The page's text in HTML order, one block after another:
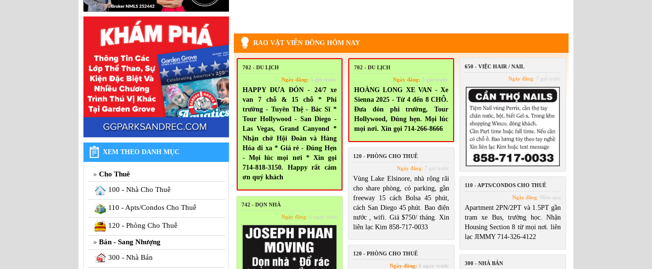
XEM THEO DANH MỤC
Cho Thuê
100 - Nhà Cho Thuê
110 - Apts/Condos Cho Thuê
120 - Phòng Cho Thuê
Bán - Sang Nhượng
300 - Nhà Bán
RAO VẶT VIỄN ĐÔNG HÔM NAY
702 - DU LỊCH
Ngày đăng: 5 giờ trước
HAPPY ĐƯA ĐÓN - 24/7 xe
van 7 chỗ & 15 chỗ * Phi
trường - Tuyên Thệ - Bác Sĩ *
Tour Hollywood - San Diego -
Las Vegas, Grand Canyond *
Nhận chở Hội Đoàn và Hàng
Hóa đi xa * Giá rẻ - Đúng Hẹn
- Mọi lúc mọi nơi * Xin gọi
714-818-3150. Happy rất cám
ơn quý khách
702 - DU LỊCH
Ngày đăng: 5 giờ trước
HOÀNG LONG XE VAN - Xe
Sienna 2025 - Từ 4 đến 8 CHỖ.
Đưa đón phi trường, Tour
Hollywood, Đúng hẹn. Mọi lúc
mọi nơi. Xin gọi 714-266-8666
650 - VIỆC HAIR / NAIL
Ngày đăng: 7 giờ trước
120 - PHÒNG CHO THUÊ
Ngày đăng: 7 giờ trước
Vùng Lake Elsinore, nhà rộng rãi
cho share phòng, có parking, gần
freeway 15 cách Bolsa 45 phút,
cách San Diego 45 phút. Bao điện
nước , wifi. Giá $750/ tháng. Xin
liên lạc Kim 858-717-0033
110 - APTS/CONDOS CHO THUÊ
Ngày đăng: Hôm qua
Apartment 2PN/2PT và 1.5PT gần
trạm xe Bus, trường học. Nhận
Housing Section 8 từ mọi nơi. liên
lạc JIMMY 714-326-4122
742 - DỌN NHÀ
Ngày đăng: 6 ngày trước
120 - PHÒNG CHO THUÊ
Ngày đăng: 6 ngày trước 300 - NHÀ BÁN